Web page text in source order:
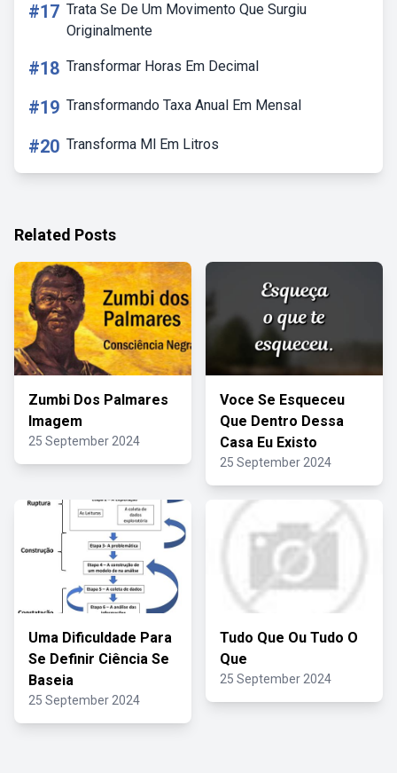
#17 Trata Se De Um Movimento Que Surgiu
Originalmente
#18 Transformar Horas Em Decimal
#19 Transformando Taxa Anual Em Mensal
#20 Transforma Ml Em Litros
Related Posts
Zumbi Dos Palmares
Imagem
25 September 2024
Voce Se Esqueceu
Que Dentro Dessa
Casa Eu Existo
25 September 2024
Uma Dificuldade Para
Se Definir Ciência Se
Baseia
25 September 2024
Tudo Que Ou Tudo O
Que
25 September 2024